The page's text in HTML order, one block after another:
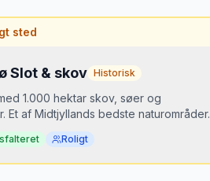
sted
Slot & skov Historisk
1.000 hektar skov, søer og
Et af Midtjyllands bedste naturområder.
Roligt